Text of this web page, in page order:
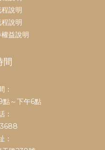
說明
說明
益說明
間
：
點～下午6點
：
：
足
元祭不要錯過
mazubuy.tw/fsTKX
、不必自己忙